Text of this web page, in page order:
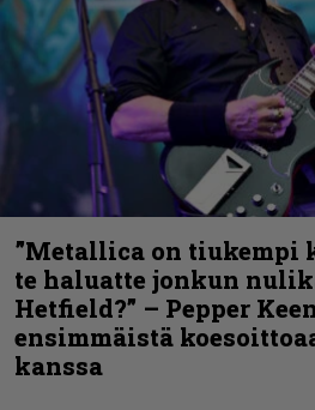
”Metallica on tiukempi
te haluatte jonkun
Hetfield?” – Pepper
ensimmäistä
kanssa